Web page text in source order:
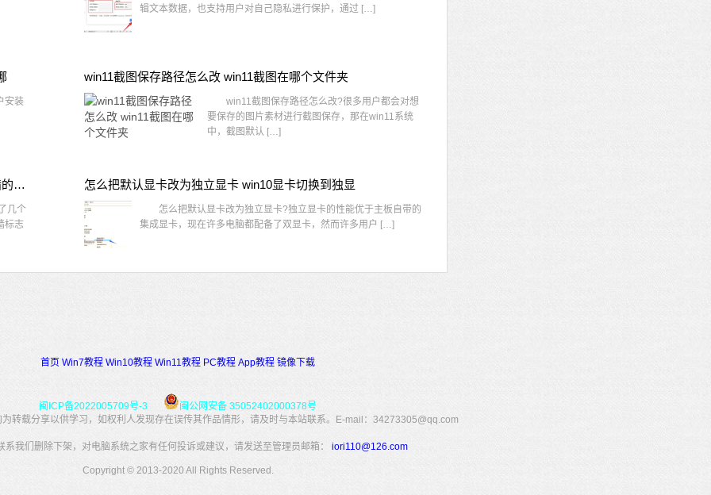
辑文本数据，也支持用户对自己隐私进行保护，通过 […]
安装
win11截图保存路径怎么改 win11截图在哪个文件夹
win11截图保存路径怎么改?很多用户都会对想
要保存的图片素材进行截图保存，那在win11系统
中，截图默认 […]
win10桌面图标有防火墙标志怎么办 电脑软件图标有防火墙的小图标怎么去掉
几个
标志
怎么把默认显卡改为独立显卡 win10显卡切换到独显
怎么把默认显卡改为独立显卡?独立显卡的性能优于主板自带的
集成显卡，现在许多电脑都配备了双显卡，然而许多用户 […]
首页 Win7教程 Win10教程 Win11教程 PC教程 App教程 镜像下载
闽ICP备2022005709号-3
闽公网安备 35052402000378号
转载分享以供学习，如权利人发现存在误传其作品情形，请及时与本站联系。E-mail：34273305@qq.com
系我们删除下架，对电脑系统之家有任何投诉或建议，请发送至管理员邮箱： iori110@126.com
Copyright © 2013-2020 All Rights Reserved.